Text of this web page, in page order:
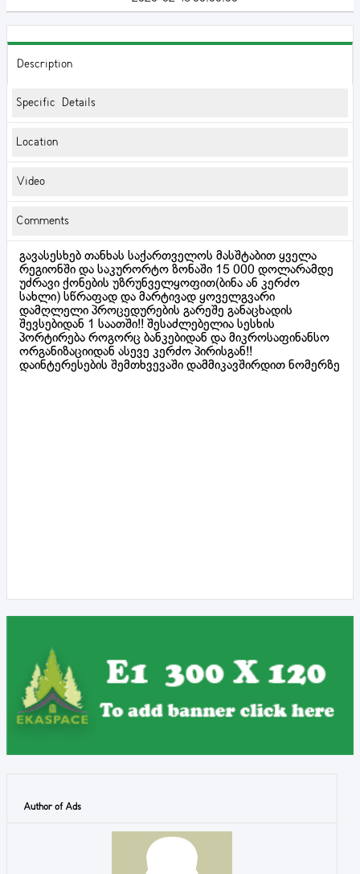
Description
Specific Details
Location
Video
Comments
გავასესხებ თანხას საქართველოს მასშტაბით ყველა
რეგიონში და საკურორტო ზონაში 15 000 დოლარამდე
უძრავი ქონების უზრუნველყოფით(ბინა ან კერძო
სახლი) სწრაფად და მარტივად ყოველგვარი
დამღლელი პროცედურების გარეშე განაცხადის
შევსებიდან 1 საათში!! შესაძლებელია სესხის
პორტირება როგორც ბანკებიდან და მიკროსაფინანსო
ორგანიზაციიდან ასევე კერძო პირისგან!!
დაინტერესების შემთხვევაში დამმიკავშირდით ნომერზე
Author of Ads